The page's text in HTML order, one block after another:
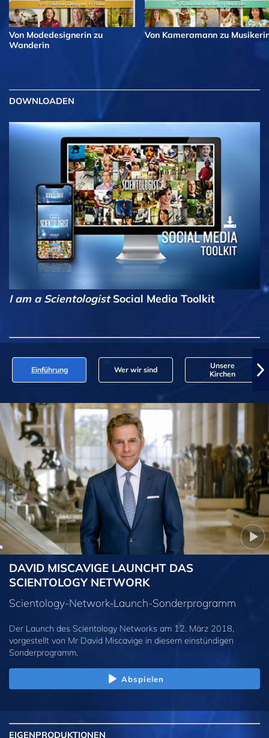
Von Modedesignerin zu
Wanderin
Von Kameramann zu
DOWNLOADEN
I am a ScientologistSocial Media Toolkit
Einführung Wer wir sind
Unsere
Kirchen
DAVID MISCAVIGE LAUNCHT DAS
SCIENTOLOGY NETWORK
Scientology-Network-Launch-Sonderprogramm
Der Launch des Scientology Networks am 12. März 2018,
vorgestellt von Mr David Miscavige in diesem einstündigen
Sonderprogramm.
Abspielen
EIGENPRODUKTIONEN